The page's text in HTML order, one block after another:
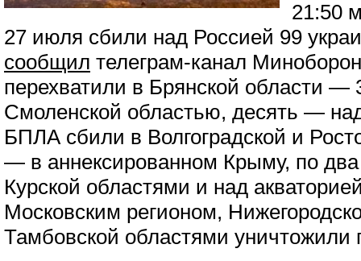
21:50
27 июля сбили над Россией 99
сообщил телеграм-канал
перехватили в Брянской области
Смоленской областью, десять —
БПЛА сбили в Волгоградской и
— в аннексированном Крыму, по
Курской областями и над
Московским регионом,
Тамбовской областями